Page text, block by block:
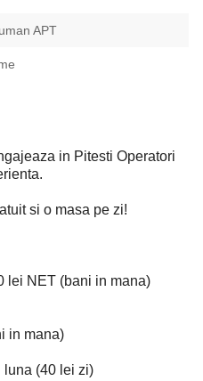
APT
in Pitesti Operatori
si o masa pe zi!
lei NET (bani in mana)
mana)
(40 lei zi)